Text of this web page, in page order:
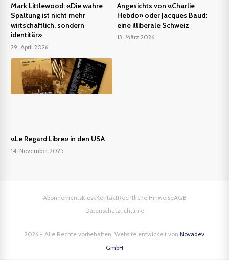
Mark Littlewood: «Die wahre
Spaltung ist nicht mehr
wirtschaftlich, sondern
identitär»
29. April 2026
Angesichts von «Charlie
Hebdo» oder Jacques Baud:
eine illiberale Schweiz
13. März 2026
«Le Regard Libre» in den USA
14. November 2025
2026 - Alle Rechte vorbehalten. Website entwickelt von Novadev
GmbH
AbonnementsKioskKontaktRechtliche HinweiseAGB
Datenschutzrichtlinie